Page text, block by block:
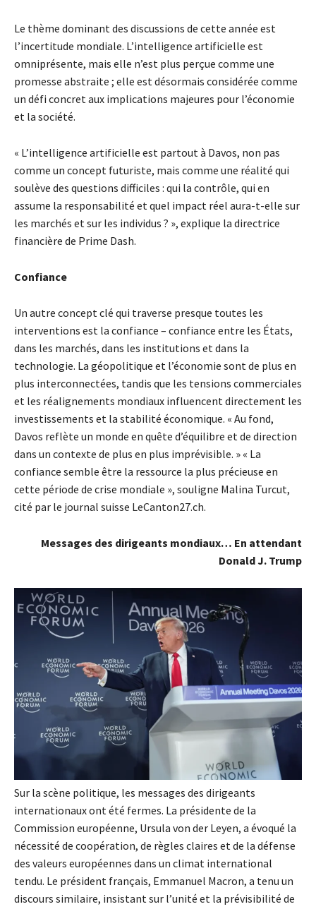
Le thème dominant des discussions de cette année est
l’incertitude mondiale. L’intelligence artificielle est
omniprésente, mais elle n’est plus perçue comme une
promesse abstraite ; elle est désormais considérée comme
un défi concret aux implications majeures pour l’économie
et la société.
« L’intelligence artificielle est partout à Davos, non pas
comme un concept futuriste, mais comme une réalité qui
soulève des questions difficiles : qui la contrôle, qui en
assume la responsabilité et quel impact réel aura-t-elle sur
les marchés et sur les individus ? », explique la directrice
financière de Prime Dash.
Confiance
Un autre concept clé qui traverse presque toutes les
interventions est la confiance – confiance entre les États,
dans les marchés, dans les institutions et dans la
technologie. La géopolitique et l’économie sont de plus en
plus interconnectées, tandis que les tensions commerciales
et les réalignements mondiaux influencent directement les
investissements et la stabilité économique. « Au fond,
Davos reflète un monde en quête d’équilibre et de direction
dans un contexte de plus en plus imprévisible. » « La
confiance semble être la ressource la plus précieuse en
cette période de crise mondiale », souligne Malina Turcut,
cité par le journal suisse LeCanton27.ch.
Messages des dirigeants mondiaux… En attendant
Donald J. Trump
Sur la scène politique, les messages des dirigeants
internationaux ont été fermes. La présidente de la
Commission européenne, Ursula von der Leyen, a évoqué la
nécessité de coopération, de règles claires et de la défense
des valeurs européennes dans un climat international
tendu. Le président français, Emmanuel Macron, a tenu un
discours similaire, insistant sur l’unité et la prévisibilité de